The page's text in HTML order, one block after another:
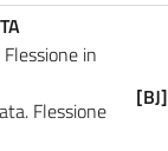
in
Flessione